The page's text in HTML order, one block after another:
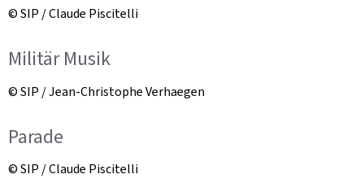
© SIP / Claude Piscitelli
Militär Musik
© SIP / Jean-Christophe Verhaegen
Parade
© SIP / Claude Piscitelli